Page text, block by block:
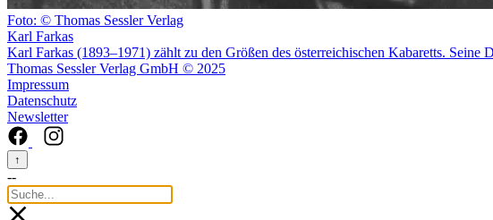
Foto: © Thomas Sessler Verlag
Karl Farkas
Karl Farkas (1893–1971) zählt zu den Größen des österreichischen Kabaretts.
Thomas Sessler Verlag GmbH © 2025
Impressum
Datenschutz
Newsletter
↑
--